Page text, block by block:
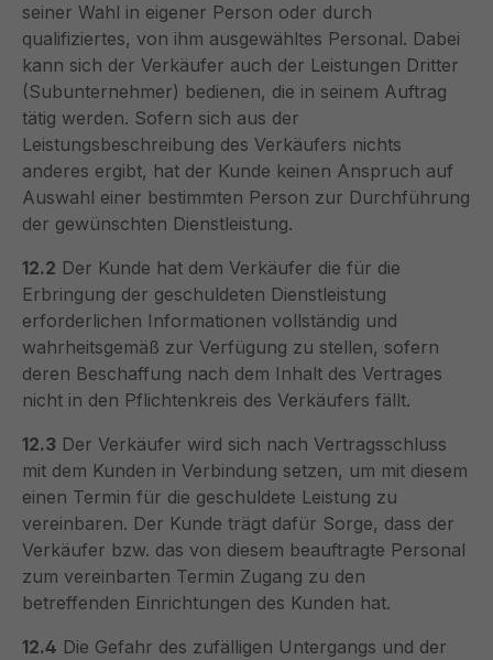
seiner Wahl in eigener Person oder durch
qualifiziertes, von ihm ausgewähltes Personal. Dabei
kann sich der Verkäufer auch der Leistungen Dritter
(Subunternehmer) bedienen, die in seinem Auftrag
tätig werden. Sofern sich aus der
Leistungsbeschreibung des Verkäufers nichts
anderes ergibt, hat der Kunde keinen Anspruch auf
Auswahl einer bestimmten Person zur Durchführung
der gewünschten Dienstleistung.
12.2 Der Kunde hat dem Verkäufer die für die
Erbringung der geschuldeten Dienstleistung
erforderlichen Informationen vollständig und
wahrheitsgemäß zur Verfügung zu stellen, sofern
deren Beschaffung nach dem Inhalt des Vertrages
nicht in den Pflichtenkreis des Verkäufers fällt.
12.3 Der Verkäufer wird sich nach Vertragsschluss
mit dem Kunden in Verbindung setzen, um mit diesem
einen Termin für die geschuldete Leistung zu
vereinbaren. Der Kunde trägt dafür Sorge, dass der
Verkäufer bzw. das von diesem beauftragte Personal
zum vereinbarten Termin Zugang zu den
betreffenden Einrichtungen des Kunden hat.
12.4 Die Gefahr des zufälligen Untergangs und der